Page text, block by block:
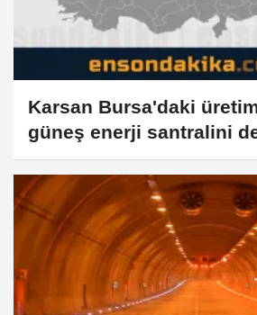
Karsan Bursa'daki
güneş enerji santralini